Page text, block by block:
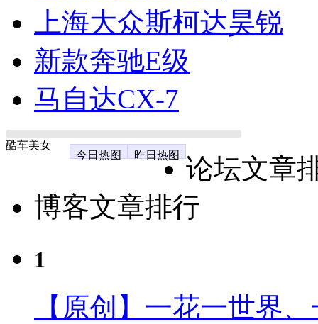
上海大众斯柯达昊锐
新款奔驰E级
马自达CX-7
酷车美女
今日热图
昨日热图
论坛文章
博客文章排行
1
【原创】一花一世界